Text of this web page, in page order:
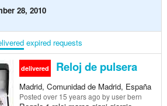
28, 2010
expired requests
delivered Reloj de pulsera
Madrid, Comunidad de Madrid, España
Posted over 15 years ago by user bern